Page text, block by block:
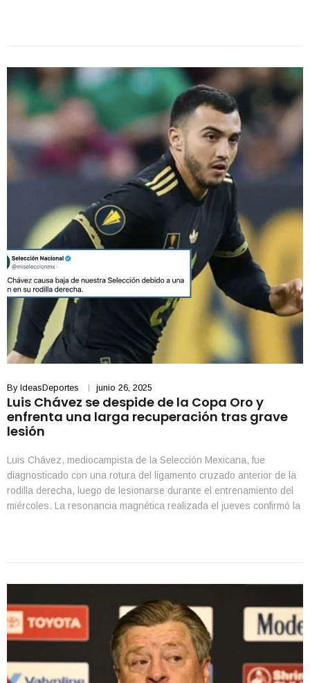
By IdeasDeportes junio 26, 2025
Luis Chávez se despide de la Copa Oro y
enfrenta una larga recuperación tras grave
lesión
Luis Chávez, mediocampista de la Selección Mexicana, fue
diagnosticado con una rotura del ligamento cruzado anterior de la
rodilla derecha, luego de lesionarse durante el entrenamiento del
miércoles. La resonancia magnética realizada el jueves confirmó la